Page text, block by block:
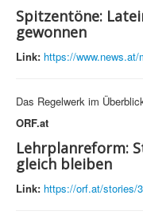
Spitzentöne:
gewonnen
Link: https://
Das Regelwerk im
ORF.at
Lehrplanreform:
gleich bleiben
Link: https://orf.at/stories/